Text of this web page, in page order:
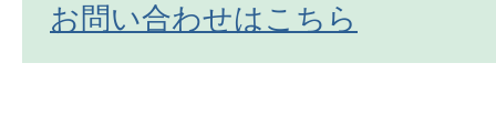
お問い合わせはこちら